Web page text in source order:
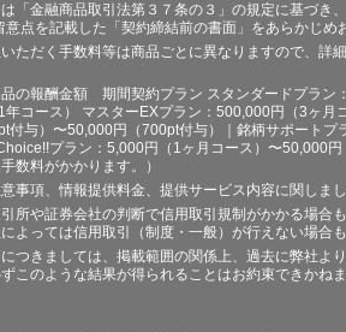
「金融商品取引法第３７条の３」の規定に基づ
意点を記載した「契約締結前の書面」をあらかじ
ただく手数料等は商品ごとに異なりますので、
の報酬金額 期間契約プラン スタンダードプラ
年コース） マスターEXプラン：500,000円（3ヶ
付与）〜50,000円（700pt付与）｜銘柄サポート
プラン：5,000円（1ヶ月コース）〜50,000
数料がかかります。）
事項、情報提供料金、提供サービス内容に関しま
所や証券会社の判断で信用取引規制がかかる場
よっては信用取引（制度・一般）が行えない場合
つきましては、掲載範囲の関係上、過去に弊社
このような結果が得られることはお約束できかね